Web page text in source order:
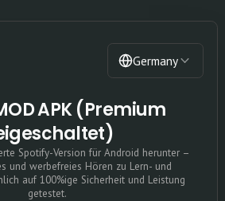
Germany
APK (Premium
Spotify-Version für Android herunter –
und werbefreies Hören zu Lern- und
auf 100%ige Sicherheit und Leistung
getestet.